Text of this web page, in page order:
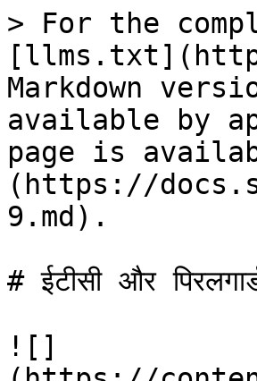
> For the
Markdown
available by
page is
(https://
9.md).
# ईटीसी और
![]